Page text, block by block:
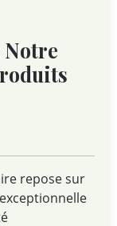
Notre
repose sur